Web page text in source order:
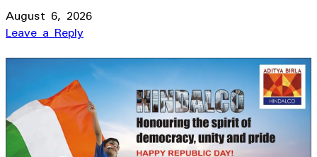
August 6, 2026
Leave a Reply